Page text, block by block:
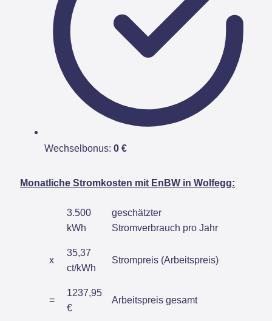
Wechselbonus: 0 €
Monatliche Stromkosten mit EnBW in Wolfegg:
3.500
kWh
geschätzter
Stromverbrauch pro Jahr
x
35,37
ct/kWh
Strompreis (Arbeitspreis)
=
1237,95
€
Arbeitspreis gesamt